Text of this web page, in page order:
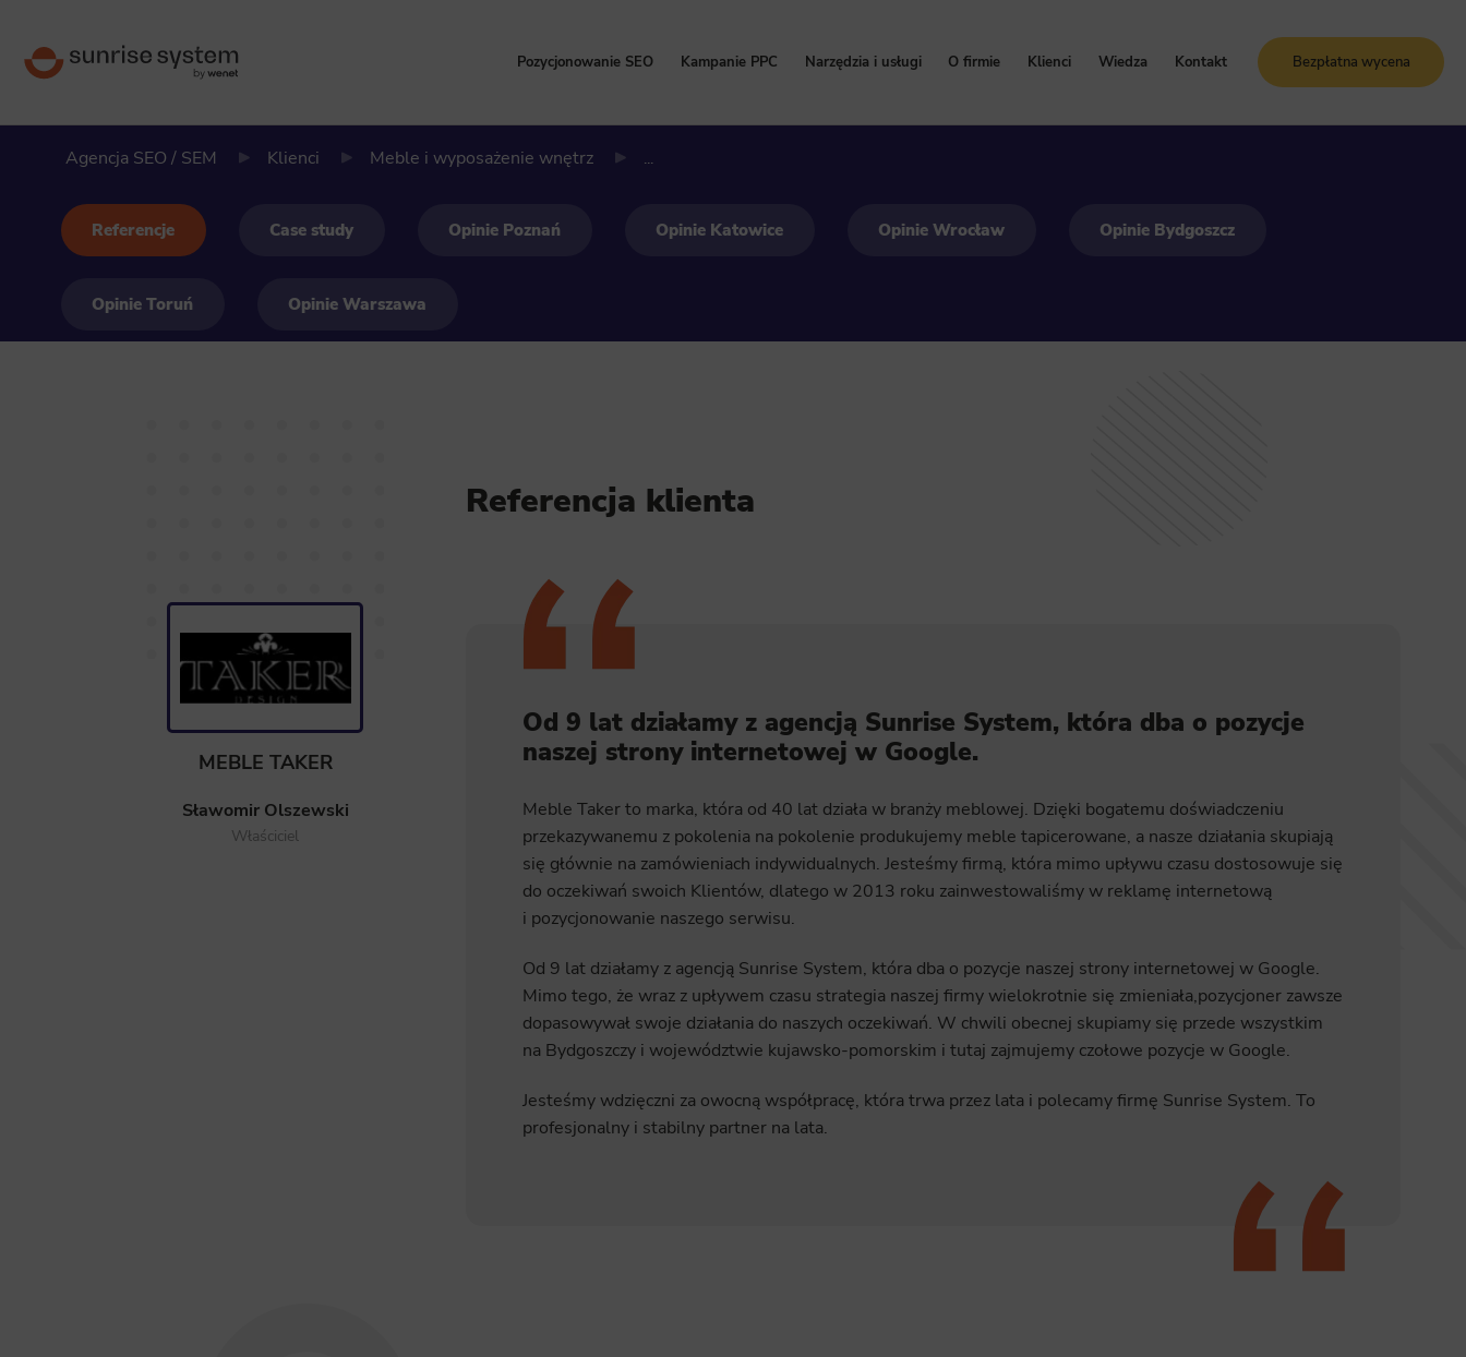
Pozycjonowanie SEO
Pozycjonowanie lokalne
Pozycjonowanie marki
Kampanie PPC
Kampanie Facebook Ads
Kampanie Microsoft Ads
Narzędzia i usługi
Kalkulator korzyści Google Ads
Usługi SEO
O firmie
Historia firmy
Klienci Wiedza
Bezpłatne kursy online
Kontakt Bezpłatna wycena
Agencja SEO / SEM Klienci Meble i wyposażenie wnętrz ...
Referencje Case study Opinie Poznań Opinie Katowice Opinie Wrocław Opinie Bydgoszcz
Opinie Toruń Opinie Warszawa
MEBLE TAKER
Sławomir Olszewski
Właściciel
Referencja klienta
Od 9 lat działamy z agencją Sunrise System, która dba o pozycje
naszej strony internetowej w Google.
Meble Taker to marka, która od 40 lat działa w branży meblowej. Dzięki bogatemu doświadczeniu
przekazywanemu z pokolenia na pokolenie produkujemy meble tapicerowane, a nasze działania skupiają
się głównie na zamówieniach indywidualnych. Jesteśmy firmą, która mimo upływu czasu dostosowuje się
do oczekiwań swoich Klientów, dlatego w 2013 roku zainwestowaliśmy w reklamę internetową
i pozycjonowanie naszego serwisu.
Od 9 lat działamy z agencją Sunrise System, która dba o pozycje naszej strony internetowej w Google.
Mimo tego, że wraz z upływem czasu strategia naszej firmy wielokrotnie się zmieniała,pozycjoner zawsze
dopasowywał swoje działania do naszych oczekiwań. W chwili obecnej skupiamy się przede wszystkim
na Bydgoszczy i województwie kujawsko-pomorskim i tutaj zajmujemy czołowe pozycje w Google.
Jesteśmy wdzięczni za owocną współpracę, która trwa przez lata i polecamy firmę Sunrise System. To
profesjonalny i stabilny partner na lata.